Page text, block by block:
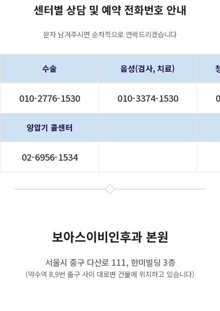
센터별 상담 및 예약 전화번호 안내
문자 남겨주시면 순차적으로 연락드리겠습니다
수술 음성(검사, 치료)
010-2776-1530 010-3374-1530
양압기 콜센터
02-6956-1534
보아스이비인후과 본원
서울시 중구 다산로 111, 한미빌딩 3층
(약수역 8,9번 출구 사이 대로변 건물에 위치하고 있습니다)